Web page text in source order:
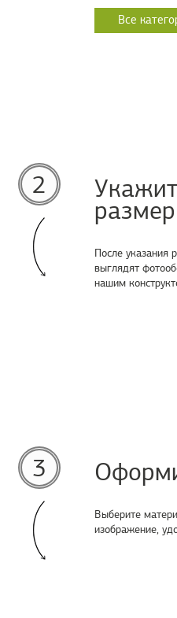
Все
2
размер
После указания
выглядят
нашим
3
Выберите
изображение,